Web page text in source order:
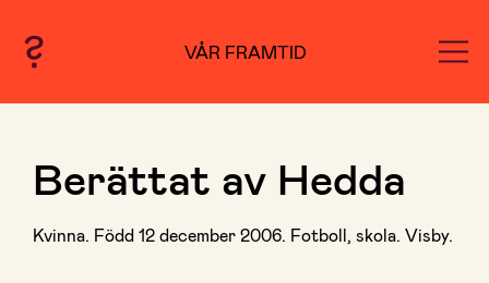
VÅR FRAMTID
Berättat av Hedda
Kvinna. Född 12 december 2006. Fotboll, skola. Visby.